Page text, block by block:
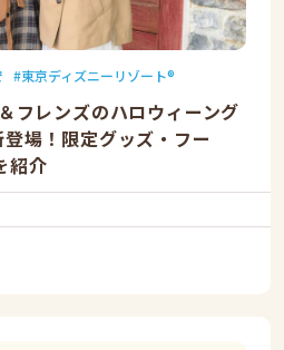
東京ディズニーリゾート®
フレンズのハロウィーング
場！限定グッズ・フー
紹介